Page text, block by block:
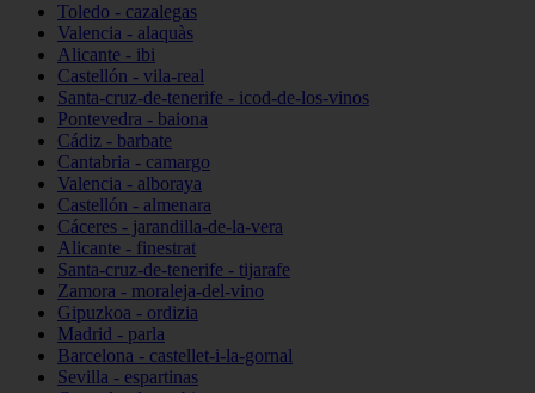
Toledo - cazalegas
Valencia - alaquàs
Alicante - ibi
Castellón - vila-real
Santa-cruz-de-tenerife - icod-de-los-vinos
Pontevedra - baiona
Cádiz - barbate
Cantabria - camargo
Valencia - alboraya
Castellón - almenara
Cáceres - jarandilla-de-la-vera
Alicante - finestrat
Santa-cruz-de-tenerife - tijarafe
Zamora - moraleja-del-vino
Gipuzkoa - ordizia
Madrid - parla
Barcelona - castellet-i-la-gornal
Sevilla - espartinas